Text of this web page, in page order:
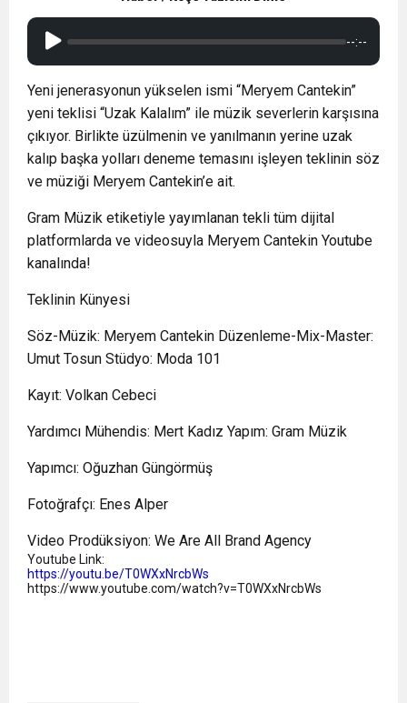
--:--
Yeni jenerasyonun yükselen ismi “Meryem Cantekin”
yeni teklisi “Uzak Kalalım” ile müzik severlerin karşısına
çıkıyor. Birlikte üzülmenin ve yanılmanın yerine uzak
kalıp başka yolları deneme temasını işleyen teklinin söz
ve müziği Meryem Cantekin’e ait.
Gram Müzik etiketiyle yayımlanan tekli tüm dijital
platformlarda ve videosuyla Meryem Cantekin Youtube
kanalında!
Teklinin Künyesi
Söz-Müzik: Meryem Cantekin Düzenleme-Mix-Master:
Umut Tosun Stüdyo: Moda 101
Kayıt: Volkan Cebeci
Yardımcı Mühendis: Mert Kadız Yapım: Gram Müzik
Yapımcı: Oğuzhan Güngörmüş
Fotoğrafçı: Enes Alper
Video Prodüksiyon: We Are All Brand Agency
Youtube Link:
https://youtu.be/T0WXxNrcbWs
https://www.youtube.com/watch?v=T0WXxNrcbWs